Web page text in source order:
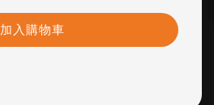
加入購物車